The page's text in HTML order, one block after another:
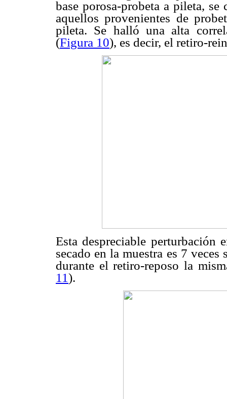
base porosa-probeta a pileta,
aquellos provenientes de
pileta. Se halló una alta
(Figura 10), es decir, el retiro-
Esta despreciable perturbación
secado en la muestra es 7
durante el retiro-reposo la
11).